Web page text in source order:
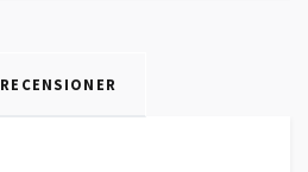
RECENSIONER